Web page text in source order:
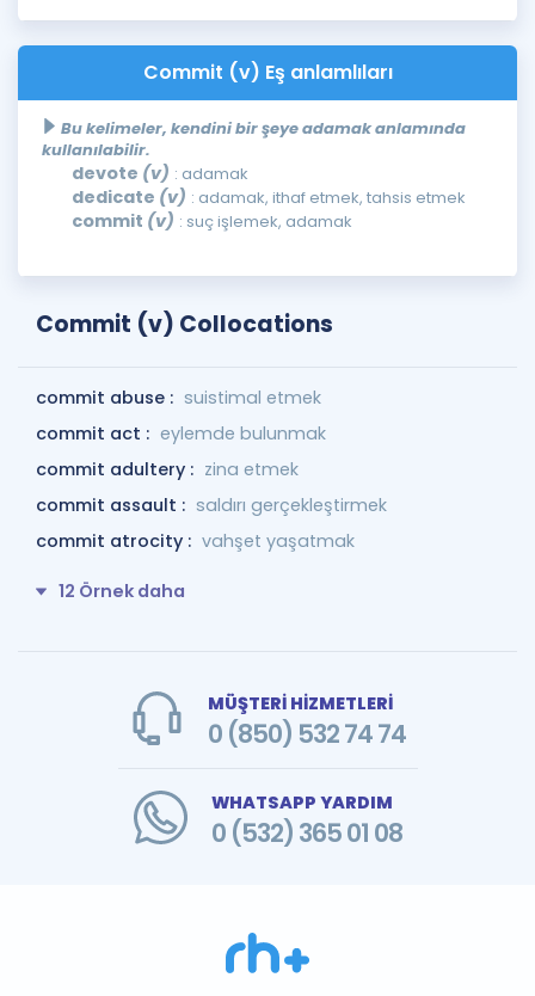
Commit (v) Eş anlamlıları
Bu kelimeler, kendini bir şeye adamak anlamında
kullanılabilir.
devote (v) : adamak
dedicate (v) : adamak, ithaf etmek, tahsis etmek
commit (v) : suç işlemek, adamak
Commit (v) Collocations
commit abuse : suistimal etmek
commit act : eylemde bulunmak
commit adultery : zina etmek
commit assault : saldırı gerçekleştirmek
commit atrocity : vahşet yaşatmak
12 Örnek daha
MÜŞTERİ HİZMETLERİ
0 (850) 532 74 74
WHATSAPP YARDIM
0 (532) 365 01 08